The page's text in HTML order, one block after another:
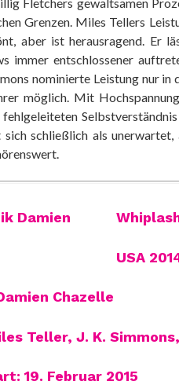
Grenzen. Miles Tellers
aber ist herausragend. Er
immer entschlossener
nominierte Leistung nur
möglich. Mit
sich schließlich als
USA
Chazelle
Teller, J. K.
19. Februar 2015